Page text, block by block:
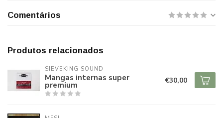
Comentários
Produtos relacionados
SIEVEKING SOUND
Mangas internas super
premium €30,00